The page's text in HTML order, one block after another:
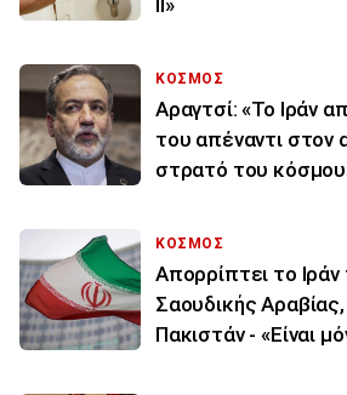
ΙΙ»
ΚΟΣΜΟΣ
Αραγτσί: «Το Ιράν
του απέναντι στον
στρατό του
ΚΟΣΜΟΣ
Απορρίπτει το
Σαουδικής
Πακιστάν - «Είναι